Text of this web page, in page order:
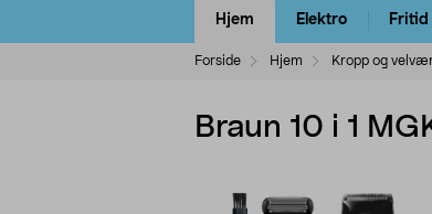
Hjem Elektro Fritid
Forside Hjem Kropp og
Braun 10 i 1